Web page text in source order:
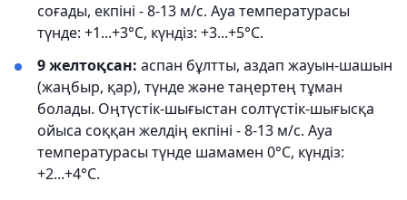
соғады, екпіні - 8-13 м/с. Ауа температурасы
түнде: +1...+3°С, күндіз: +3...+5°С.
9 желтоқсан: аспан бұлтты, аздап жауын-шашын
(жаңбыр, қар), түнде және таңертең тұман
болады. Оңтүстік-шығыстан солтүстік-шығысқа
ойыса соққан желдің екпіні - 8-13 м/с. Ауа
температурасы түнде шамамен 0°С, күндіз:
+2...+4°С.